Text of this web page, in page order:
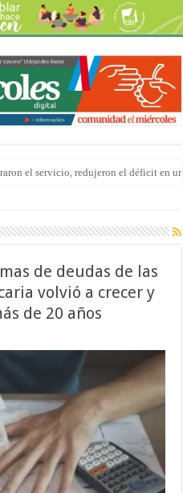
de reconstrucción torácica en el
de deudas de las
volvió a crecer y
de 20 años